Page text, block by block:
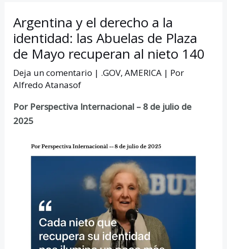
Argentina y el derecho a la
identidad: las Abuelas de Plaza
de Mayo recuperan al nieto 140
Deja un comentario | .GOV,AMERICA | Por
Alfredo Atanasof
Por Perspectiva Internacional – 8 de julio de
2025